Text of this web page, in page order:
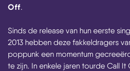
Off.
Sinds de release van hun eerste
2013 hebben deze fakkeldragers
poppunk een momentum
te zijn. In enkele jaren tourde Call